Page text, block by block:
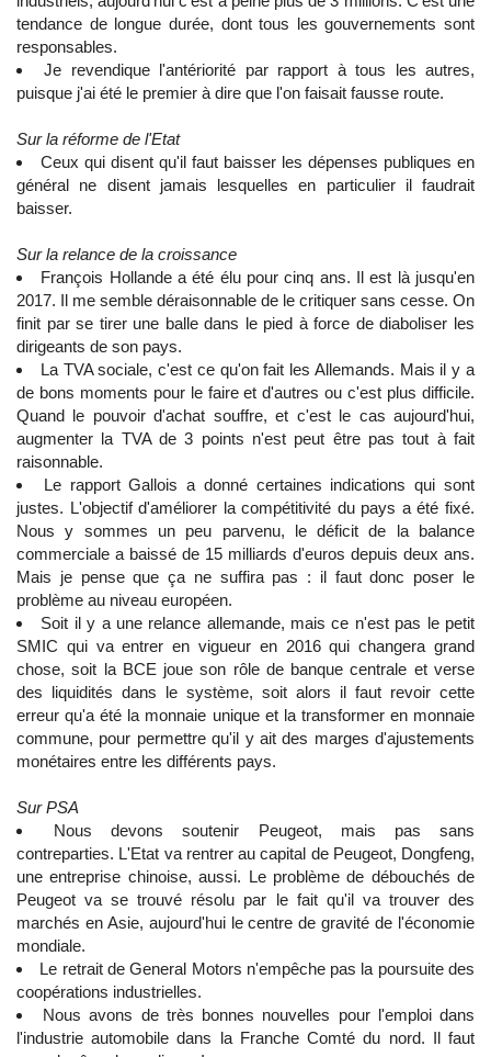
tendance de longue durée, dont tous les gouvernements sont
responsables.
Je revendique l'antériorité par rapport à tous les autres,
puisque j'ai été le premier à dire que l'on faisait fausse route.
Sur la réforme de l'Etat
Ceux qui disent qu'il faut baisser les dépenses publiques en
général ne disent jamais lesquelles en particulier il faudrait
baisser.
Sur la relance de la croissance
François Hollande a été élu pour cinq ans. Il est là jusqu'en
2017. Il me semble déraisonnable de le critiquer sans cesse. On
finit par se tirer une balle dans le pied à force de diaboliser les
dirigeants de son pays.
La TVA sociale, c'est ce qu'on fait les Allemands. Mais il y a
de bons moments pour le faire et d'autres ou c'est plus difficile.
Quand le pouvoir d'achat souffre, et c'est le cas aujourd'hui,
augmenter la TVA de 3 points n'est peut être pas tout à fait
raisonnable.
Le rapport Gallois a donné certaines indications qui sont
justes. L'objectif d'améliorer la compétitivité du pays a été fixé.
Nous y sommes un peu parvenu, le déficit de la balance
commerciale a baissé de 15 milliards d'euros depuis deux ans.
Mais je pense que ça ne suffira pas : il faut donc poser le
problème au niveau européen.
Soit il y a une relance allemande, mais ce n'est pas le petit
SMIC qui va entrer en vigueur en 2016 qui changera grand
chose, soit la BCE joue son rôle de banque centrale et verse
des liquidités dans le système, soit alors il faut revoir cette
erreur qu'a été la monnaie unique et la transformer en monnaie
commune, pour permettre qu'il y ait des marges d'ajustements
monétaires entre les différents pays.
Sur PSA
Nous devons soutenir Peugeot, mais pas sans
contreparties. L'Etat va rentrer au capital de Peugeot, Dongfeng,
une entreprise chinoise, aussi. Le problème de débouchés de
Peugeot va se trouvé résolu par le fait qu'il va trouver des
marchés en Asie, aujourd'hui le centre de gravité de l'économie
mondiale.
Le retrait de General Motors n'empêche pas la poursuite des
coopérations industrielles.
Nous avons de très bonnes nouvelles pour l'emploi dans
l'industrie automobile dans la Franche Comté du nord. Il faut